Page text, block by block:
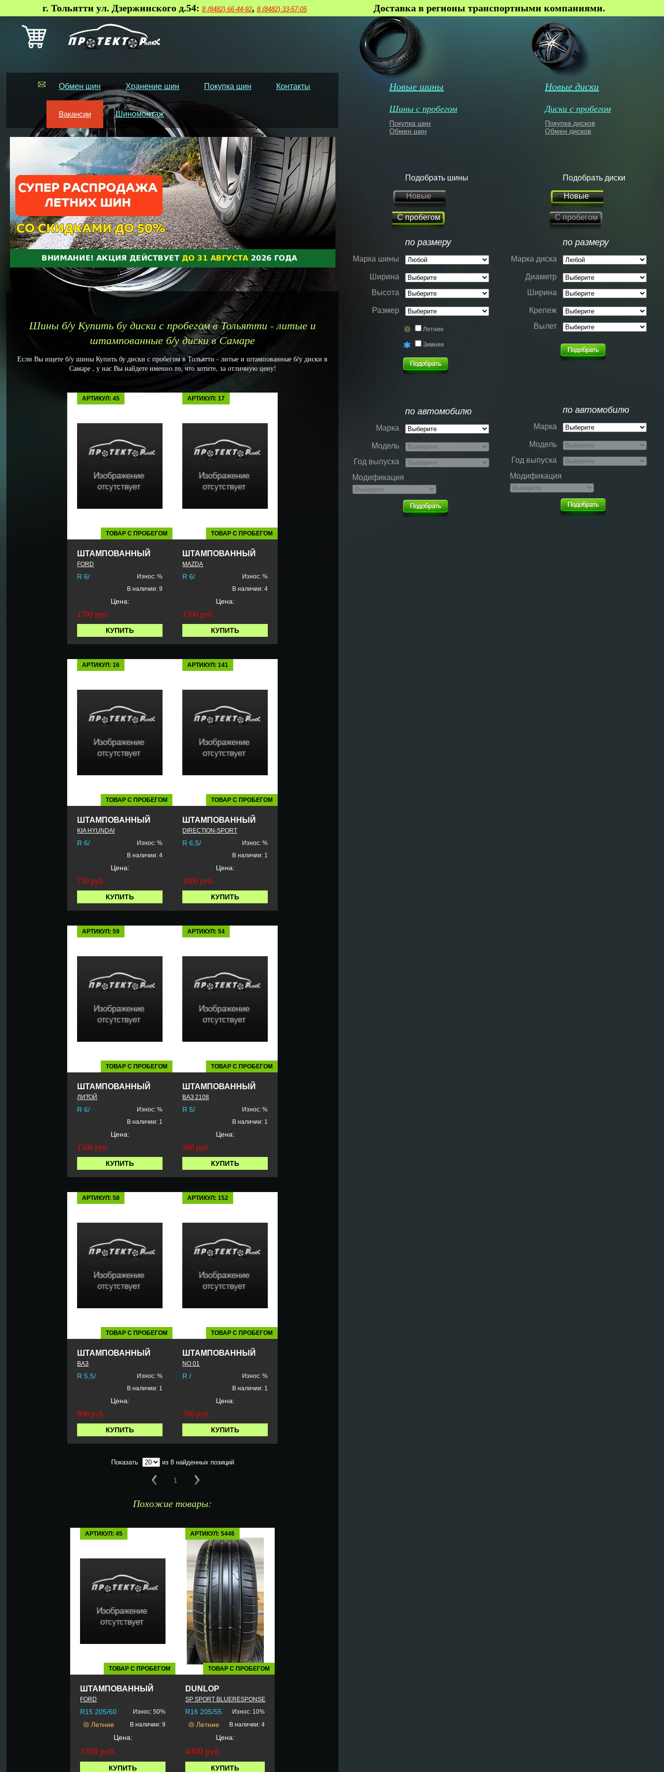
г. Тольятти ул. Дзержинского д.54: 8 (8482) 66-44-92, 8 (8482) 33-57-05 Доставка в регионы транспортными компаниями.
Обмен шин Хранение шин Покупка шин Контакты
Вакансии Шиномонтаж
Шины б/у Купить бу диски с пробегом в Тольятти - литые и
штампованные б/у диски в Самаре
Если Вы ищете б/у шины Купить бу диски с пробегом в Тольятти - литые и штампованные б/у диски в
Самаре , у нас Вы найдете именно то, что хотите, за отличную цену!
АРТИКУЛ: 45
ТОВАР С ПРОБЕГОМ
ШТАМПОВАННЫЙ
FORD
R 6/
Износ: %
В наличии: 9
Цена:
1700руб.
КУПИТЬ
АРТИКУЛ: 17
ТОВАР С ПРОБЕГОМ
ШТАМПОВАННЫЙ
MAZDA
R 6/
Износ: %
В наличии: 4
Цена:
1500руб.
КУПИТЬ
АРТИКУЛ: 16
ТОВАР С ПРОБЕГОМ
ШТАМПОВАННЫЙ
KIA HYUNDAI
R 6/
Износ: %
В наличии: 4
Цена:
750руб.
КУПИТЬ
АРТИКУЛ: 141
ТОВАР С ПРОБЕГОМ
ШТАМПОВАННЫЙ
DIRECTION-SPORT
R 6,5/
Износ: %
В наличии: 1
Цена:
1000руб.
КУПИТЬ
АРТИКУЛ: 59
ТОВАР С ПРОБЕГОМ
ШТАМПОВАННЫЙ
ЛИТОЙ
R 6/
Износ: %
В наличии: 1
Цена:
1500руб.
КУПИТЬ
АРТИКУЛ: 54
ТОВАР С ПРОБЕГОМ
ШТАМПОВАННЫЙ
ВАЗ 2108
R 5/
Износ: %
В наличии: 1
Цена:
500руб.
КУПИТЬ
АРТИКУЛ: 58
ТОВАР С ПРОБЕГОМ
ШТАМПОВАННЫЙ
ВАЗ
R 5,5/
Износ: %
В наличии: 1
Цена:
900руб.
КУПИТЬ
АРТИКУЛ: 152
ТОВАР С ПРОБЕГОМ
ШТАМПОВАННЫЙ
NO 01
R /
Износ: %
В наличии: 1
Цена:
700руб.
КУПИТЬ
Показать из 8 найденных позиций
1
Похожие товары:
АРТИКУЛ: 45
ТОВАР С ПРОБЕГОМ
ШТАМПОВАННЫЙ
FORD
R15 205/60 Износ: 50%
Летние В наличии: 9
Цена:
1700 руб.
КУПИТЬ
АРТИКУЛ: 5446
ТОВАР С ПРОБЕГОМ
DUNLOP
SP SPORT BLUERESPONSE
R16 205/55 Износ: 10%
Летние В наличии: 4
Цена:
4300 руб.
КУПИТЬ
Новые шины
Шины с пробегом
Покупка шин
Обмен шин
Новые диски
Диски с пробегом
Покупка дисков
Обмен дисков
Подобрать шины
Новые
С пробегом
по размеру
Марка шины
Ширина
Высота
Размер
Летние
Зимние
по автомобилю
Марка
Модель
Год выпуска
Модификация
Подобрать диски
Новые
С пробегом
по размеру
Марка диска
Диаметр
Ширина
Крепеж
Вылет
по автомобилю
Марка
Модель
Год выпуска
Модификация